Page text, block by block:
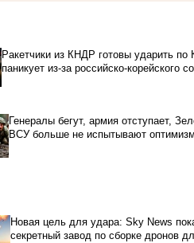
Ракетчики из КНДР готовы ударить по
паникует из-за российско-корейского
Генералы бегут, армия отступает,
ВСУ больше не испытывают
Новая цель для удара: Sky News
секретный завод по сборке дронов